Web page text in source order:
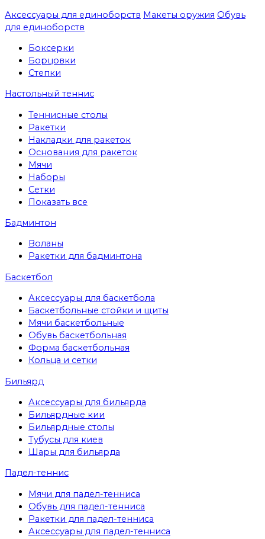
Аксессуары для единоборств Макеты оружия Обувь
для единоборств
Боксерки
Борцовки
Степки
Настольный теннис
Теннисные столы
Ракетки
Накладки для ракеток
Основания для ракеток
Мячи
Наборы
Сетки
Показать все
Бадминтон
Воланы
Ракетки для бадминтона
Баскетбол
Аксессуары для баскетбола
Баскетбольные стойки и щиты
Мячи баскетбольные
Обувь баскетбольная
Форма баскетбольная
Кольца и сетки
Бильярд
Аксессуары для бильярда
Бильярдные кии
Бильярдные столы
Тубусы для киев
Шары для бильярда
Падел-теннис
Мячи для падел-тенниса
Обувь для падел-тенниса
Ракетки для падел-тенниса
Аксессуары для падел-тенниса